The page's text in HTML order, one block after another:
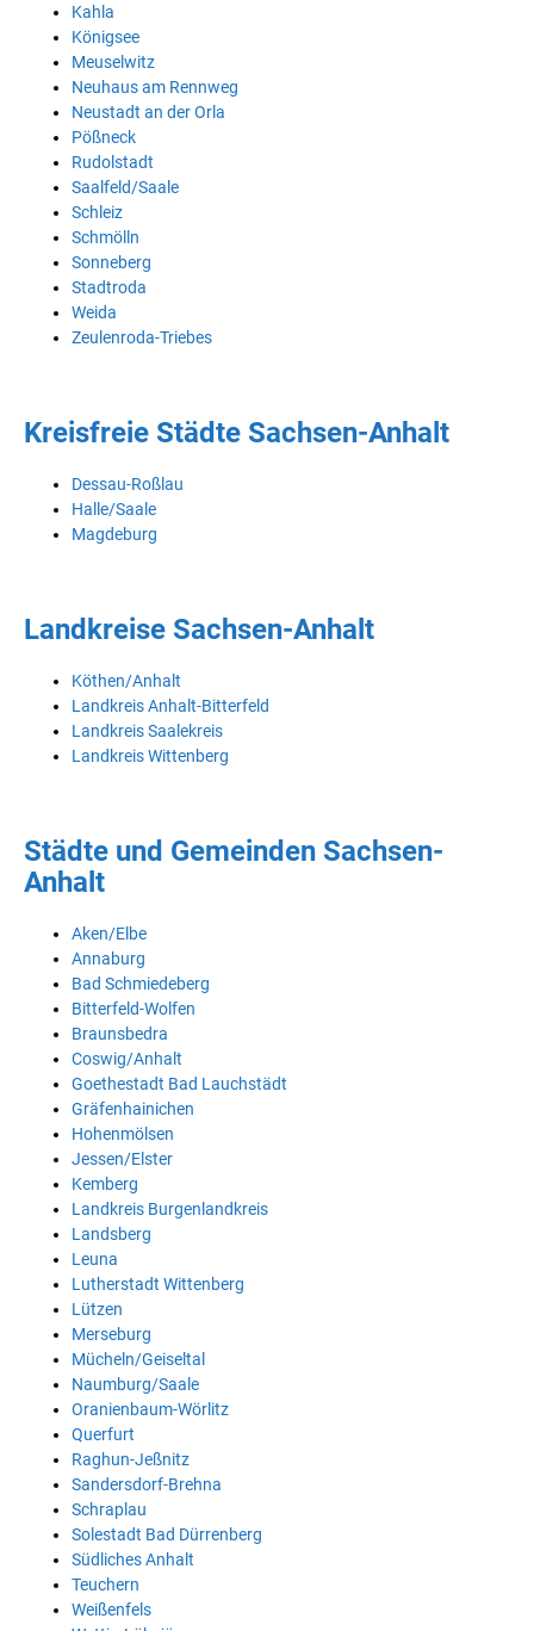
Kahla
Königsee
Meuselwitz
Neuhaus am Rennweg
Neustadt an der Orla
Pößneck
Rudolstadt
Saalfeld/Saale
Schleiz
Schmölln
Sonneberg
Stadtroda
Weida
Zeulenroda-Triebes
Kreisfreie Städte Sachsen-Anhalt
Dessau-Roßlau
Halle/Saale
Magdeburg
Landkreise Sachsen-Anhalt
Köthen/Anhalt
Landkreis Anhalt-Bitterfeld
Landkreis Saalekreis
Landkreis Wittenberg
Städte und Gemeinden Sachsen-
Anhalt
Aken/Elbe
Annaburg
Bad Schmiedeberg
Bitterfeld-Wolfen
Braunsbedra
Coswig/Anhalt
Goethestadt Bad Lauchstädt
Gräfenhainichen
Hohenmölsen
Jessen/Elster
Kemberg
Landkreis Burgenlandkreis
Landsberg
Leuna
Lutherstadt Wittenberg
Lützen
Merseburg
Mücheln/Geiseltal
Naumburg/Saale
Oranienbaum-Wörlitz
Querfurt
Raghun-Jeßnitz
Sandersdorf-Brehna
Schraplau
Solestadt Bad Dürrenberg
Südliches Anhalt
Teuchern
Weißenfels